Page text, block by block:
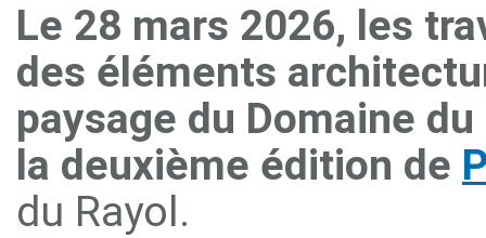
Le 28 mars 2026, les
des éléments
paysage du Domaine
la deuxième édition de
du Rayol.